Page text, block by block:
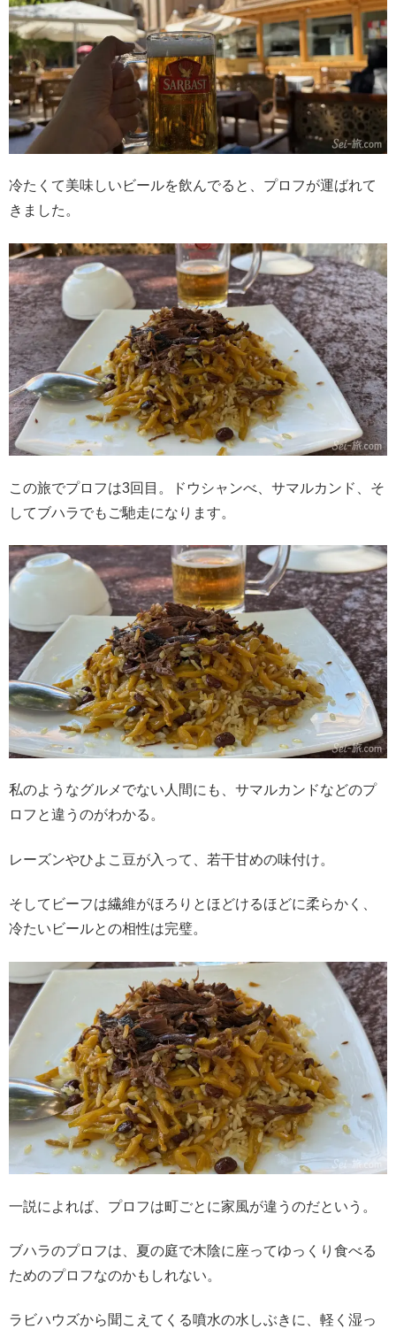
冷たくて美味しいビールを飲んでると、プロフが運ばれて
きました。
この旅でプロフは3回目。ドウシャンべ、サマルカンド、そ
してブハラでもご馳走になります。
私のようなグルメでない人間にも、サマルカンドなどのプ
ロフと違うのがわかる。
レーズンやひよこ豆が入って、若干甘めの味付け。
そしてビーフは繊維がほろりとほどけるほどに柔らかく、
冷たいビールとの相性は完璧。
一説によれば、プロフは町ごとに家風が違うのだという。
ブハラのプロフは、夏の庭で木陰に座ってゆっくり食べる
ためのプロフなのかもしれない。
ラビハウズから聞こえてくる噴水の水しぶきに、軽く湿っ